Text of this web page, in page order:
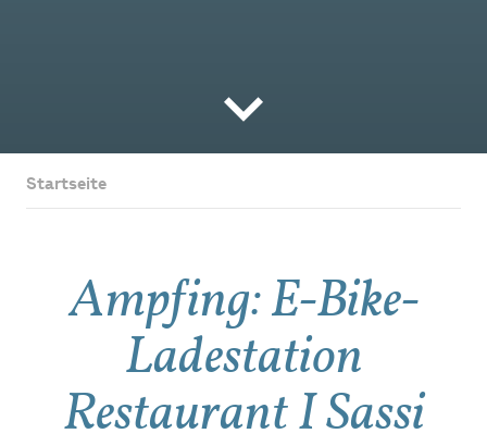
Startseite
Ampfing: E-Bike-
Ladestation
Restaurant I Sassi